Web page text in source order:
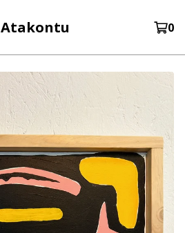
Atakontu 0